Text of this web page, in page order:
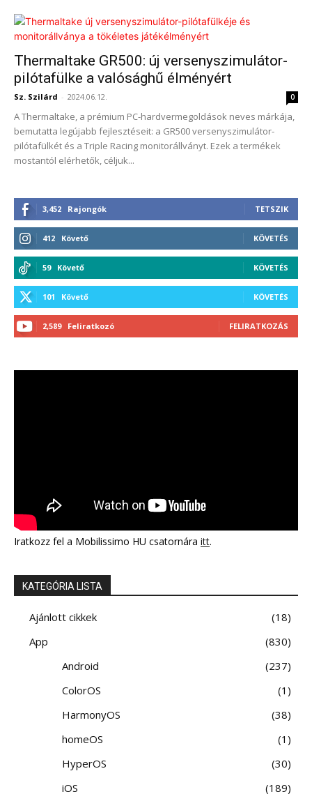
Thermaltake GR500: új versenyszimulátor-
pilótafülke a valósághű élményért
Sz. Szilárd - 2024.06.12. 0
A Thermaltake, a prémium PC-hardvermegoldások neves márkája,
bemutatta legújabb fejlesztéseit: a GR500 versenyszimulátor-
pilótafülkét és a Triple Racing monitorállványt. Ezek a termékek
mostantól elérhetők, céljuk...
3,452 Rajongók TETSZIK
412 Követő KÖVETÉS
59 Követő KÖVETÉS
101 Követő KÖVETÉS
2,589 Feliratkozó FELIRATKOZÁS
Iratkozz fel a Mobilissimo HU csatornára itt.
KATEGÓRIA LISTA
Ajánlott cikkek
18
App
830
Android
237
ColorOS
1
HarmonyOS
38
homeOS
1
HyperOS
30
iOS
189